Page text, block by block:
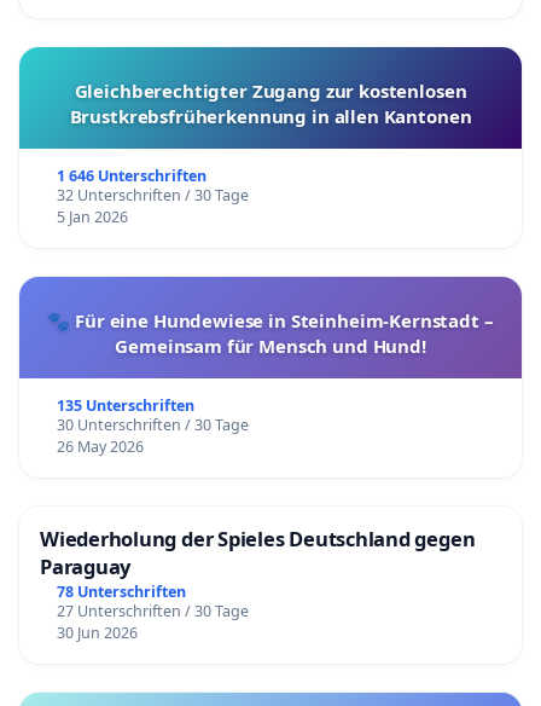
Gleichberechtigter Zugang zur kostenlosen
Brustkrebsfrüherkennung in allen Kantonen
1 646 Unterschriften
32 Unterschriften / 30 Tage
5 Jan 2026
🐾 Für eine Hundewiese in Steinheim-Kernstadt –
Gemeinsam für Mensch und Hund!
135 Unterschriften
30 Unterschriften / 30 Tage
26 May 2026
Wiederholung der Spieles Deutschland gegen
Paraguay
78 Unterschriften
27 Unterschriften / 30 Tage
30 Jun 2026